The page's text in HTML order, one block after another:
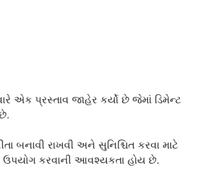
એક પ્રસ્તાવ જાહેર કર્યો છે જેમાં ડિમેન્ટ
બનાવી રાખવી અને સુનિશ્ચિત કરવા માટે
કરવાની આવશ્યકતા હોય છે.